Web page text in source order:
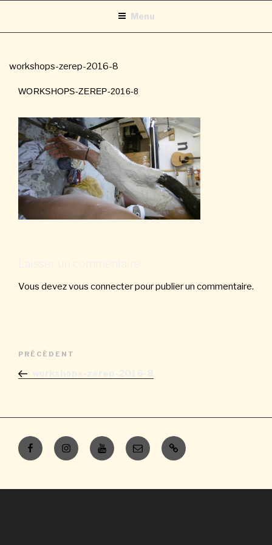
contenu
Menu
workshops-zerep-2016-8
WORKSHOPS-ZEREP-2016-8
Vous devezvous connecterpour publier un commentaire.
Navigation
l’article
Article
précédent
PRÉCÉDENT
FacebookInstagramYoutubeE-
mail
Contacts